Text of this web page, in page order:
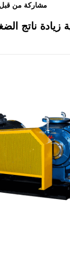
مشاركة من
زيادة ناتج